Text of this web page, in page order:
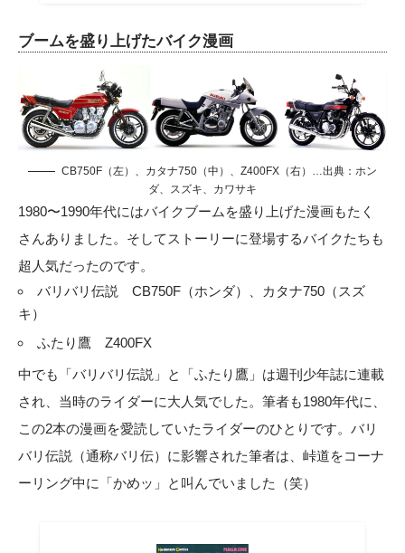
ブームを盛り上げたバイク漫画
CB750F（左）、カタナ750（中）、Z400FX（右）…出典：ホン
ダ、スズキ、カワサキ
1980〜1990年代にはバイクブームを盛り上げた漫画もたく
さんありました。そしてストーリーに登場するバイクたちも
超人気だったのです。
バリバリ伝説 CB750F（ホンダ）、カタナ750（スズ
キ）
ふたり鷹 Z400FX
中でも「バリバリ伝説」と「ふたり鷹」は週刊少年誌に連載
され、当時のライダーに大人気でした。筆者も1980年代に、
この2本の漫画を愛読していたライダーのひとりです。バリ
バリ伝説（通称バリ伝）に影響された筆者は、峠道をコーナ
ーリング中に「かめッ」と叫んでいました（笑）